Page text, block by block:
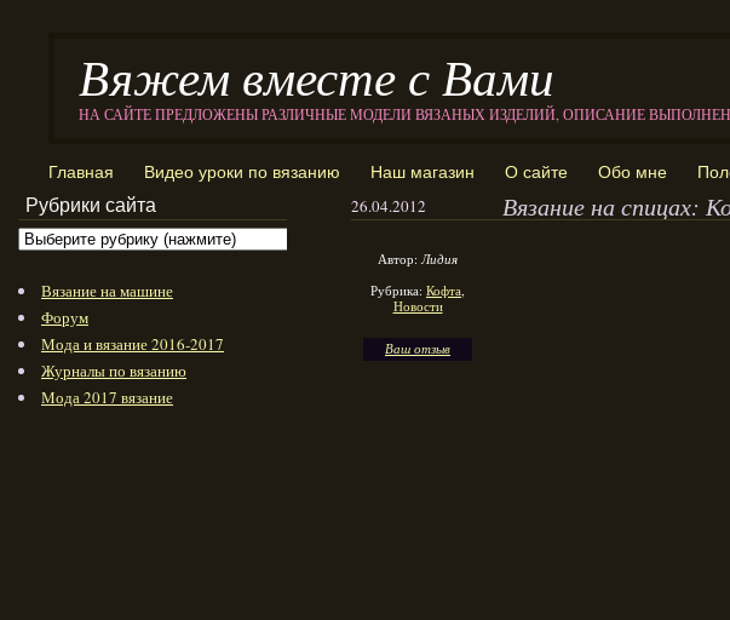
Вяжем вместе с Вами
НА САЙТЕ ПРЕДЛОЖЕНЫ РАЗЛИЧНЫЕ МОДЕЛИ ВЯЗАНЫХ ИЗДЕЛИЙ, ОПИСАНИЕ
Главная Видео уроки по вязанию Наш магазин О сайте Обо мне
26.04.2012 Вязание на спицах:
Автор:Лидия
Рубрика: Кофта,
Новости
Ваш отзыв
Рубрики сайта
Вязание на машине
Форум
Мода и вязание 2016-2017
Журналы по вязанию
Мода 2017 вязание